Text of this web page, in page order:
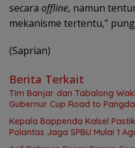
secara offline, namun
mekanisme tertentu,”
(Saprian)
Berita Terkait
Tim Banjar dan Tabalong
Gubernur Cup Road to
Kepala Bappenda Kalsel
Polantas Jaga SPBU Mulai 1